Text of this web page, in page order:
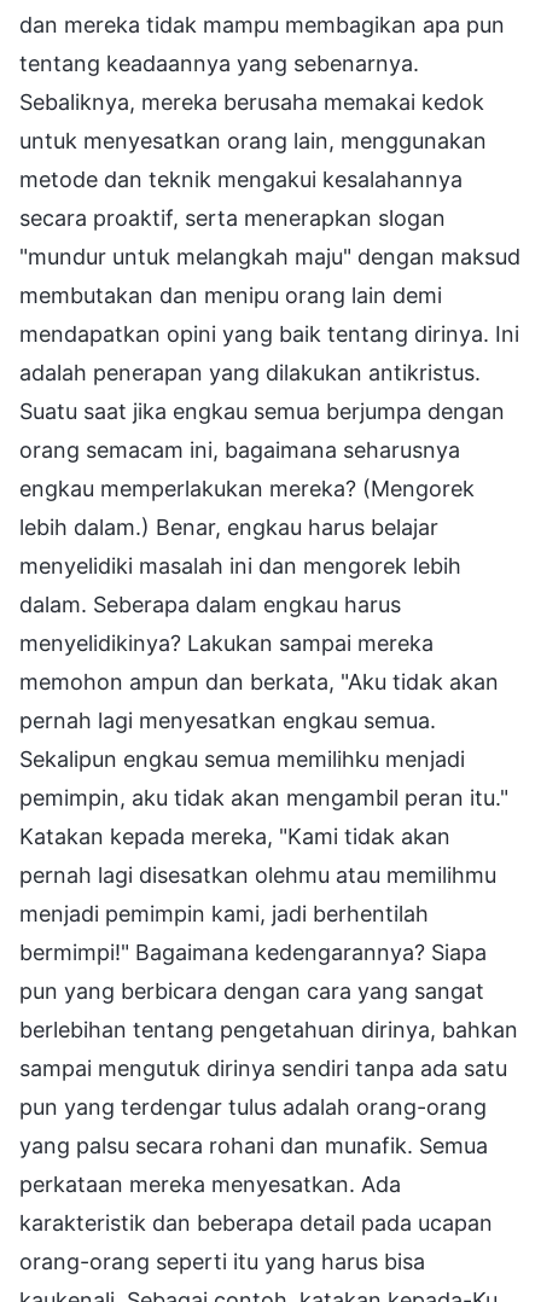
dan mereka tidak mampu membagikan apa pun
tentang keadaannya yang sebenarnya.
Sebaliknya, mereka berusaha memakai kedok
untuk menyesatkan orang lain, menggunakan
metode dan teknik mengakui kesalahannya
secara proaktif, serta menerapkan slogan
"mundur untuk melangkah maju" dengan maksud
membutakan dan menipu orang lain demi
mendapatkan opini yang baik tentang dirinya. Ini
adalah penerapan yang dilakukan antikristus.
Suatu saat jika engkau semua berjumpa dengan
orang semacam ini, bagaimana seharusnya
engkau memperlakukan mereka? (Mengorek
lebih dalam.) Benar, engkau harus belajar
menyelidiki masalah ini dan mengorek lebih
dalam. Seberapa dalam engkau harus
menyelidikinya? Lakukan sampai mereka
memohon ampun dan berkata, "Aku tidak akan
pernah lagi menyesatkan engkau semua.
Sekalipun engkau semua memilihku menjadi
pemimpin, aku tidak akan mengambil peran itu."
Katakan kepada mereka, "Kami tidak akan
pernah lagi disesatkan olehmu atau memilihmu
menjadi pemimpin kami, jadi berhentilah
bermimpi!" Bagaimana kedengarannya? Siapa
pun yang berbicara dengan cara yang sangat
berlebihan tentang pengetahuan dirinya, bahkan
sampai mengutuk dirinya sendiri tanpa ada satu
pun yang terdengar tulus adalah orang-orang
yang palsu secara rohani dan munafik. Semua
perkataan mereka menyesatkan. Ada
karakteristik dan beberapa detail pada ucapan
orang-orang seperti itu yang harus bisa